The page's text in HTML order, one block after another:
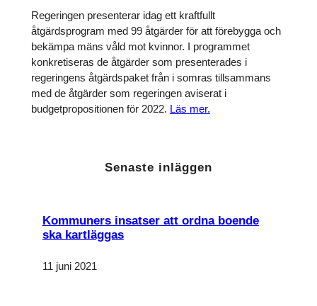
Regeringen presenterar idag ett kraftfullt
åtgärdsprogram med 99 åtgärder för att förebygga och
bekämpa mäns våld mot kvinnor. I programmet
konkretiseras de åtgärder som presenterades i
regeringens åtgärdspaket från i somras tillsammans
med de åtgärder som regeringen aviserat i
budgetpropositionen för 2022. Läs mer.
Senaste inläggen
Kommuners insatser att ordna boende
ska kartläggas
11 juni 2021
Nödvändiga
går inte att